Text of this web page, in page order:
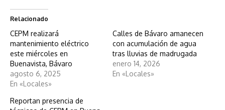
Relacionado
CEPM realizará
mantenimiento eléctrico
este miércoles en
Buenavista, Bávaro
agosto 6, 2025
En «Locales»
Calles de Bávaro amanecen
con acumulación de agua
tras lluvias de madrugada
enero 14, 2026
En «Locales»
Reportan presencia de